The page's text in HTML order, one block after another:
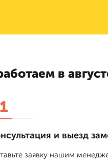
в
и выезд
заявку нашим